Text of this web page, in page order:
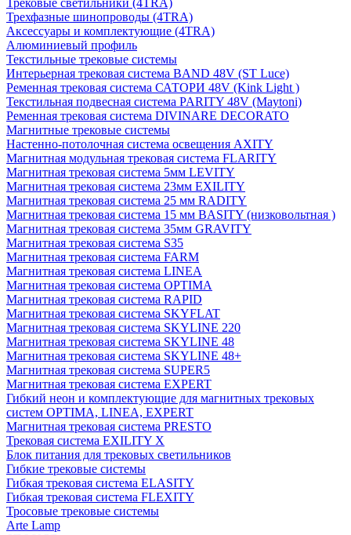
Трековые светильники (4TRA)
Трехфазные шинопроводы (4TRA)
Аксессуары и комплектующие (4TRA)
Алюминиевый профиль
Текстильные трековые системы
Интерьерная трековая система BAND 48V (ST Luce)
Ременная трековая система САТОРИ 48V (Kink Light )
Текстильная подвесная система PARITY 48V (Maytoni)
Ременная трековая система DIVINARE DECORATO
Магнитные трековые системы
Настенно-потолочная система освещения AXITY
Магнитная модульная трековая система FLARITY
Магнитная трековая система 5мм LEVITY
Магнитная трековая система 23мм EXILITY
Магнитная трековая система 25 мм RADITY
Магнитная трековая система 15 мм BASITY (низковольтная )
Магнитная трековая система 35мм GRAVITY
Магнитная трековая система S35
Магнитная трековая система FARM
Магнитная трековая система LINEA
Магнитная трековая система OPTIMA
Магнитная трековая система RAPID
Магнитная трековая система SKYFLAT
Магнитная трековая система SKYLINE 220
Магнитная трековая система SKYLINE 48
Магнитная трековая система SKYLINE 48+
Магнитная трековая система SUPER5
Магнитная трековая система EXPERT
Гибкий неон и комплектующие для магнитных трековых
систем OPTIMA, LINEA, EXPERT
Магнитная трековая система PRESTO
Трековая система EXILITY X
Блок питания для трековых светильников
Гибкие трековые системы
Гибкая трековая система ELASITY
Гибкая трековая система FLEXITY
Тросовые трековые системы
Arte Lamp